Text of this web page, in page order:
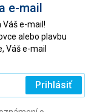
e-mail
e-mail!
alebo plavbu
Váš e-mail
Prihlásiť